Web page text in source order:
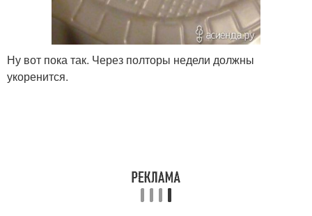
Ну вот пока так. Через полторы недели должны
укоренится.